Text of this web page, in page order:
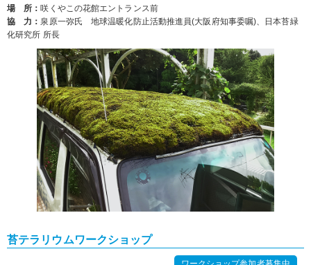
場 所：咲くやこの花館エントランス前
協 力： 泉原一弥氏 地球温暖化防止活動推進員(大阪府知事委嘱)、日本苔緑
化研究所 所長
苔テラリウムワークショップ